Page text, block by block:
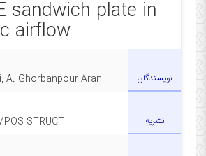
sandwich plate in
airflow
نویسندگان A. Ghorbanpour Arani
نشریه STRUCT